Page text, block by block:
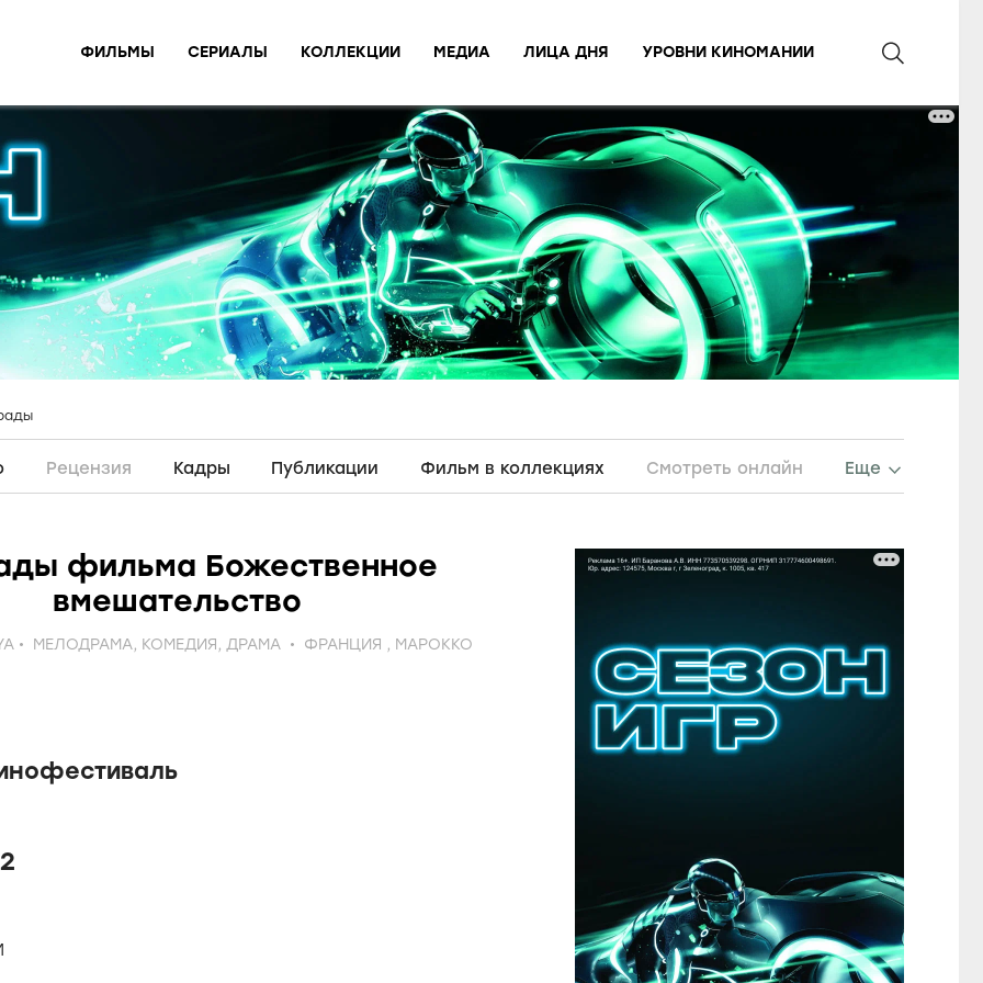
ФИЛЬМЫ СЕРИАЛЫ КОЛЛЕКЦИИ МЕДИА ЛИЦА ДНЯ УРОВНИ КИНОМАНИИ
Рецензия Кадры Публикации Фильм в коллекциях Смотреть онлайн Еще
фильма Божественное
вмешательство
МЕЛОДРАМА, КОМЕДИЯ, ДРАМА ФРАНЦИЯ , МАРОККО
2